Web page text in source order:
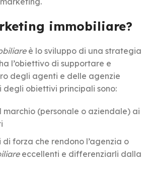
immobiliare?
è lo sviluppo di una strategia
l’obiettivo di supportare e
degli agenti e delle agenzie
degli obiettivi principali sono:
marchio (personale o aziendale) ai
forza che rendono l’agenzia o
eccellenti e differenziarli dalla